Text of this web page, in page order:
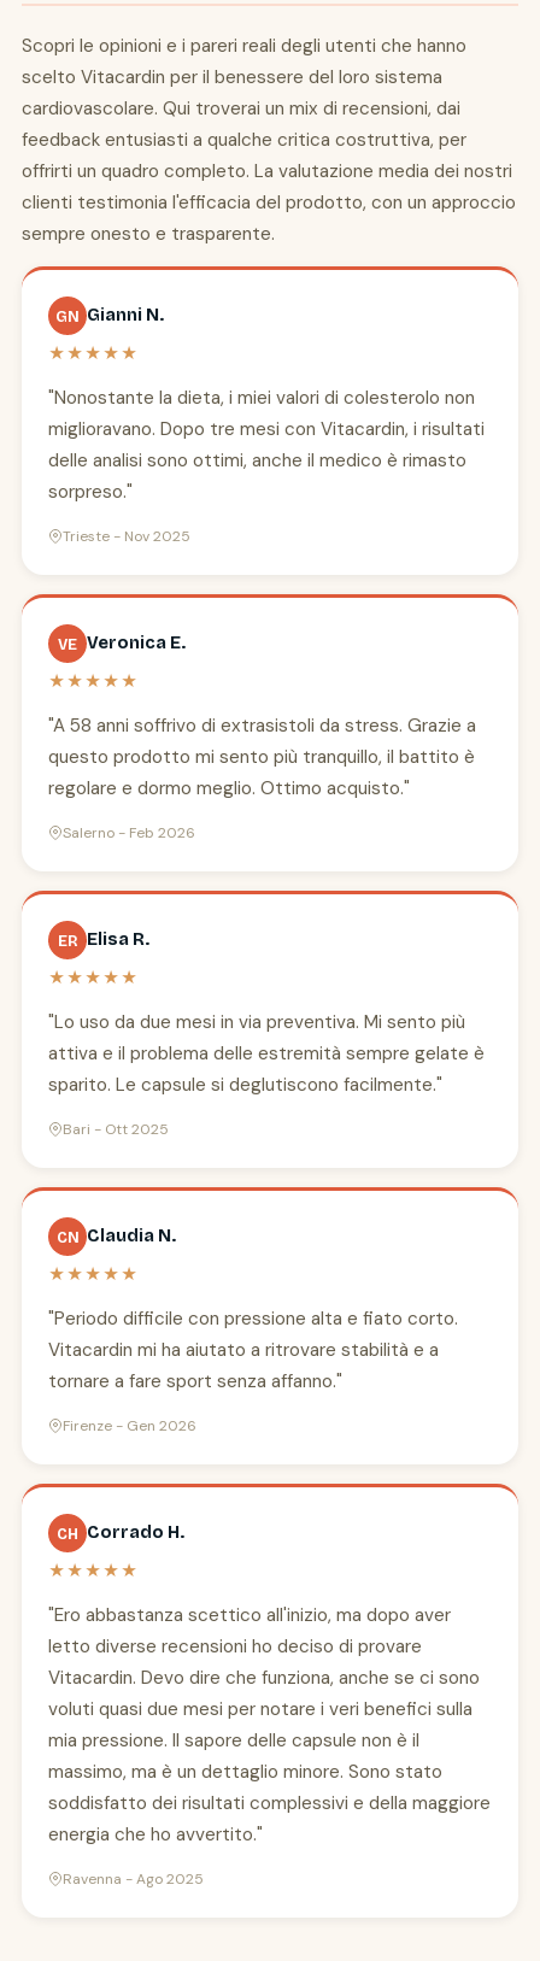
Scopri le opinioni e i pareri reali degli utenti che hanno
scelto Vitacardin per il benessere del loro sistema
cardiovascolare. Qui troverai un mix di recensioni, dai
feedback entusiasti a qualche critica costruttiva, per
offrirti un quadro completo. La valutazione media dei nostri
clienti testimonia l'efficacia del prodotto, con un approccio
sempre onesto e trasparente.
GN Gianni N.
★★★★★
"Nonostante la dieta, i miei valori di colesterolo non
miglioravano. Dopo tre mesi con Vitacardin, i risultati
delle analisi sono ottimi, anche il medico è rimasto
sorpreso."
Trieste - Nov 2025
VE Veronica E.
★★★★★
"A 58 anni soffrivo di extrasistoli da stress. Grazie a
questo prodotto mi sento più tranquillo, il battito è
regolare e dormo meglio. Ottimo acquisto."
Salerno - Feb 2026
ER Elisa R.
★★★★★
"Lo uso da due mesi in via preventiva. Mi sento più
attiva e il problema delle estremità sempre gelate è
sparito. Le capsule si deglutiscono facilmente."
Bari - Ott 2025
CN Claudia N.
★★★★★
"Periodo difficile con pressione alta e fiato corto.
Vitacardin mi ha aiutato a ritrovare stabilità e a
tornare a fare sport senza affanno."
Firenze - Gen 2026
CH Corrado H.
★★★★★
"Ero abbastanza scettico all'inizio, ma dopo aver
letto diverse recensioni ho deciso di provare
Vitacardin. Devo dire che funziona, anche se ci sono
voluti quasi due mesi per notare i veri benefici sulla
mia pressione. Il sapore delle capsule non è il
massimo, ma è un dettaglio minore. Sono stato
soddisfatto dei risultati complessivi e della maggiore
energia che ho avvertito."
Ravenna - Ago 2025